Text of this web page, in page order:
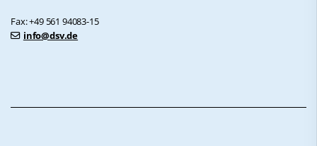
Fax: +49 561 94083-15
info@dsv.de